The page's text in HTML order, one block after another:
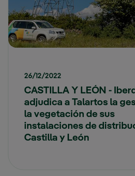
26/12/2022
CASTILLA Y LEÓN -
adjudica a Talartos la
la vegetación de sus
instalaciones de
Castilla y León